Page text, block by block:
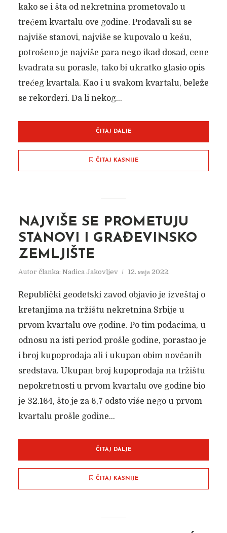
kako se i šta od nekretnina prometovalo u
trećem kvartalu ove godine. Prodavali su se
najviše stanovi, najviše se kupovalo u kešu,
potrošeno je najviše para nego ikad dosad, cene
kvadrata su porasle, tako bi ukratko glasio opis
trećeg kvartala. Kao i u svakom kvartalu, beleže
se rekorderi. Da li nekog...
ČITAJ DALJE
ČITAJ KASNIJE
NAJVIŠE SE PROMETUJU
STANOVI I GRAĐEVINSKO
ZEMLJIŠTE
Autor članka: Nadica Jakovljev 12. маја 2022.
Republički geodetski zavod objavio je izveštaj o
kretanjima na tržištu nekretnina Srbije u
prvom kvartalu ove godine. Po tim podacima, u
odnosu na isti period prošle godine, porastao je
i broj kupoprodaja ali i ukupan obim novčanih
sredstava. Ukupan broj kupoprodaja na tržištu
nepokretnosti u prvom kvartalu ove godine bio
je 32.164, što je za 6,7 odsto više nego u prvom
kvartalu prošle godine...
ČITAJ DALJE
ČITAJ KASNIJE